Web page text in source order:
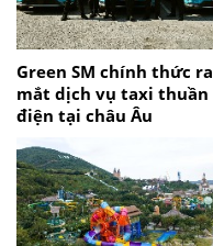
Green SM chính thức ra
mắt dịch vụ taxi thuần
điện tại châu Âu